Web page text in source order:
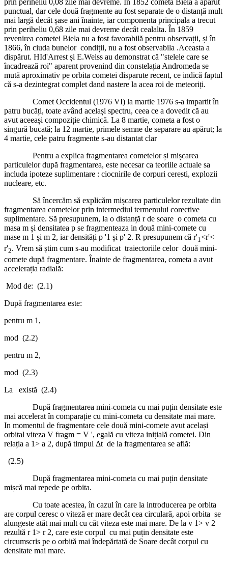
punctual, dar cele două fragmente au fost separate de o distanță mult
mai largă decât șase ani înainte, iar componenta principala a trecut
prin periheliu 0,68 zile mai devreme decât cealalta. În 1859
revenirea cometei Biela nu a fost favorabilă pentru observații, și în
1866, în ciuda bunelor condiții, nu a fost observabila .Aceasta a
dispărut. HId'Arrest și E.Weiss au demonstrat că "stelele care se
încadrează roi" aparent provenind din constelația Andromeda se
mută aproximativ pe orbita cometei disparute recent, ce indică faptul
că s-a dezintegrat complet dand nastere la acea roi de meteoriți.
Comet Occidentul (1976 VI) la martie 1976 s-a impartit în
patru bucăți, toate având același spectru, ceea ce a dovedit că au
avut aceeași compoziție chimică. La 8 martie, cometa a fost o
singură bucată; la 12 martie, primele semne de separare au apărut; la
4 martie, cele patru fragmente s-au distantat clar
Pentru a explica fragmentarea cometelor și mișcarea
particulelor după fragmentarea, este necesar ca teoriile actuale sa
includa ipoteze suplimentare : ciocnirile de corpuri ceresti, explozii
nucleare, etc.
Să încercăm să explicăm mișcarea particulelor rezultate din
fragmentarea cometelor prin intermediul termenului corective
suplimentare. Să presupunem, la o distanță r de soare o cometa cu
masa m și densitatea p se fragmenteaza in două mini-comete cu
mase m 1 și m 2, iar densități p '1 și p' 2. R presupunem că r'1<r'<
r'2. Vrem să știm cum s-au modificat traiectoriile celor două mini-
comete după fragmentare. Înainte de fragmentarea, cometa a avut
accelerația radială:
Mod de: (2.1)
După fragmentarea este:
pentru m 1,
mod (2.2)
pentru m 2,
mod (2.3)
La există (2.4)
După fragmentarea mini-cometa cu mai puțin densitate este
mai accelerat în comparație cu mini-cometa cu densitate mai mare.
In momentul de fragmentare cele două mini-comete avut același
orbital viteza V fragm = V ', egală cu viteza inițială cometei. Din
relația a 1> a 2, după timpul Δt de la fragmentarea se află:
(2.5)
După fragmentarea mini-cometa cu mai puțin densitate
mișcă mai repede pe orbita.
Cu toate acestea, în cazul în care la introducerea pe orbita
are corpul ceresc o viteză er mare decât cea circulară, apoi orbita se ​​
alungeste atât mai mult cu cât viteza este mai mare. De la v 1> v 2
rezultă r 1> r 2, care este corpul cu mai puțin densitate este
circumscris pe o orbită mai îndepărtată de Soare decât corpul cu
densitate mai mare.